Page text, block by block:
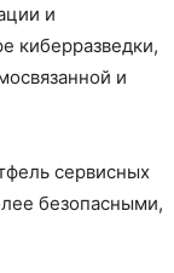
и
киберразведки,
и
сервисных
безопасными,